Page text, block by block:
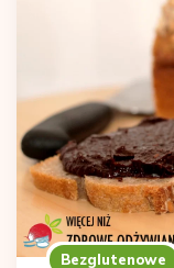
Bezglutenowe